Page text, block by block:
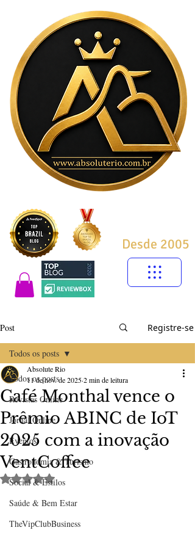
Desde 2005
Post Registre-se
Todos os posts
Revistas Online
Jornal Online
Eventos
Gastronomia & Turismo
Social & Estilos
Saúde & Bem Estar
TheVipClubBusiness
Todos os posts
Café Monthal vence o
Prêmio ABINC de IoT
2025 com a inovação
VentCoffee
Absolute Rio
11 de nov. de 20252 min de leitura
Avaliado com NaN de 5 estrelas.